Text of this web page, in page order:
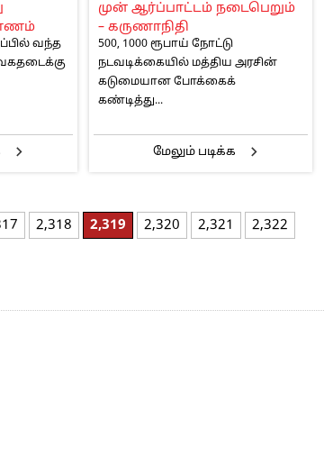
வந்த
முன் ஆர்ப்பாட்டம் நடைபெறும்
– கருணாநிதி
500, 1000 ரூபாய் நோட்டு
நடவடிக்கையில் மத்திய அரசின்
கடுமையான போக்கைக்
கண்டித்து...
மேலும் படிக்க
2,318 2,319 2,320 2,321
2,322